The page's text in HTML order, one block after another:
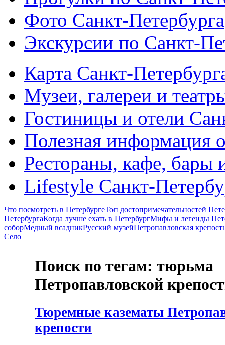
Фото Санкт-Петербурга
Экскурсии по Санкт-
Карта Санкт-
Музеи, галереи и
Гостиницы и отели
Полезная информация
Рестораны, кафе, бары
Lifestyle Санкт-
Что посмотреть в ПетербургеТоп достопримечательностей
ПетербургаКогда лучше ехать в ПетербургМифы и легенды
соборМедный всадникРусский музейПетропавловская
Село
Поиск по тегам: тюрьма
Петропавловской
Тюремные казематы
крепости